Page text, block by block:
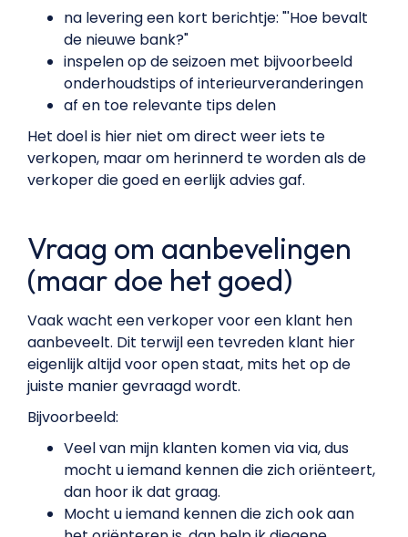
na levering een kort berichtje: "'Hoe bevalt
de nieuwe bank?"
inspelen op de seizoen met bijvoorbeeld
onderhoudstips of interieurveranderingen
af en toe relevante tips delen
Het doel is hier niet om direct weer iets te
verkopen, maar om herinnerd te worden als de
verkoper die goed en eerlijk advies gaf.
Vraag om aanbevelingen
(maar doe het goed)
Vaak wacht een verkoper voor een klant hen
aanbeveelt. Dit terwijl een tevreden klant hier
eigenlijk altijd voor open staat, mits het op de
juiste manier gevraagd wordt.
Bijvoorbeeld:
Veel van mijn klanten komen via via, dus
mocht u iemand kennen die zich oriënteert,
dan hoor ik dat graag.
Mocht u iemand kennen die zich ook aan